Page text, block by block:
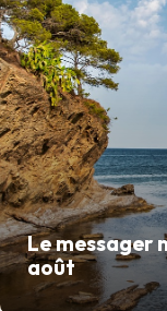
Le messager
août